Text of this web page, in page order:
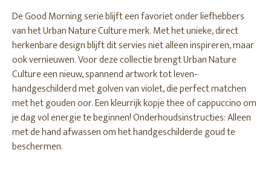
De Good Morning serie blijft een favoriet onder liefhebbers
van het Urban Nature Culture merk. Met het unieke, direct
herkenbare design blijft dit servies niet alleen inspireren, maar
ook vernieuwen. Voor deze collectie brengt Urban Nature
Culture een nieuw, spannend artwork tot leven-
handgeschilderd met golven van violet, die perfect matchen
met het gouden oor. Een kleurrijk kopje thee of cappuccino om
je dag vol energie te beginnen! Onderhoudsinstructies: Alleen
met de hand afwassen om het handgeschilderde goud te
beschermen.